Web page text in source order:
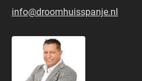
info@droomhuisspanje.nl